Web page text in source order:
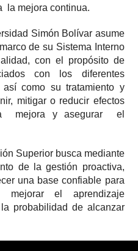
la mejora continua.
Simón Bolívar asume
de su Sistema Interno
con el propósito de
con los diferentes
como su tratamiento y
mitigar o reducir efectos
mejora y asegurar el
Superior busca mediante
de la gestión proactiva,
una base confiable para
el aprendizaje
probabilidad de alcanzar